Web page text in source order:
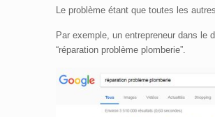
Le problème étant que toutes les
Par exemple, un entrepreneur dans le
“réparation problème plomberie”.